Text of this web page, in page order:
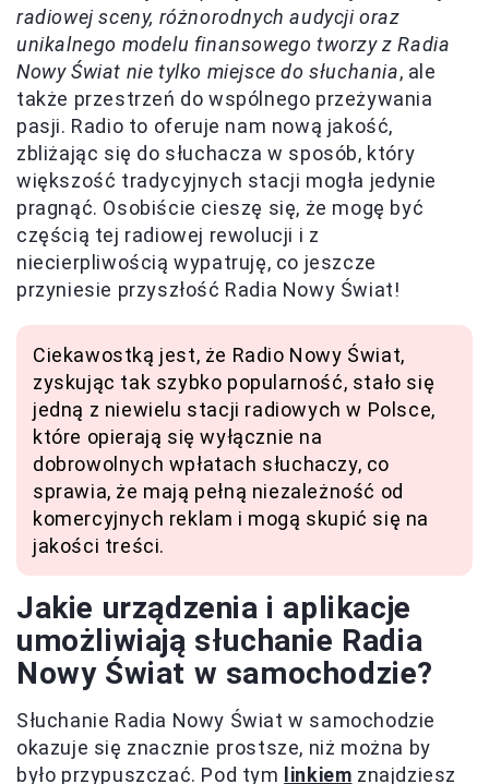
radiowej sceny, różnorodnych audycji oraz
unikalnego modelu finansowego tworzy z Radia
Nowy Świat nie tylko miejsce do słuchania, ale
także przestrzeń do wspólnego przeżywania
pasji. Radio to oferuje nam nową jakość,
zbliżając się do słuchacza w sposób, który
większość tradycyjnych stacji mogła jedynie
pragnąć. Osobiście cieszę się, że mogę być
częścią tej radiowej rewolucji i z
niecierpliwością wypatruję, co jeszcze
przyniesie przyszłość Radia Nowy Świat!
Ciekawostką jest, że Radio Nowy Świat,
zyskując tak szybko popularność, stało się
jedną z niewielu stacji radiowych w Polsce,
które opierają się wyłącznie na
dobrowolnych wpłatach słuchaczy, co
sprawia, że mają pełną niezależność od
komercyjnych reklam i mogą skupić się na
jakości treści.
Jakie urządzenia i aplikacje
umożliwiają słuchanie Radia
Nowy Świat w samochodzie?
Słuchanie Radia Nowy Świat w samochodzie
okazuje się znacznie prostsze, niż można by
było przypuszczać. Pod tym
linkiem znajdziesz